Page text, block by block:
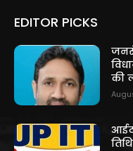
EDITOR PICKS
की